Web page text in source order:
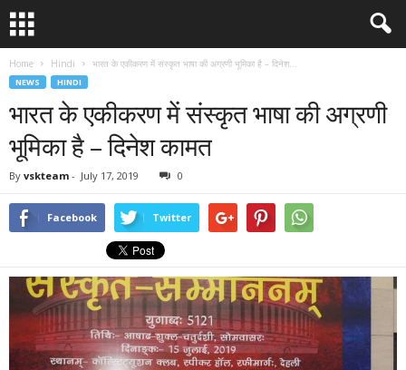
Home Hindi भारत के एकीकरण में संस्कृत भाषा की अग्रणी भूमिका है – दिनेश...
NEWS HINDI
भारत के एकीकरण में संस्कृत भाषा की अग्रणी
भूमिका है – दिनेश कामत
By vskteam - July 17, 2019 0
Facebook Twitter